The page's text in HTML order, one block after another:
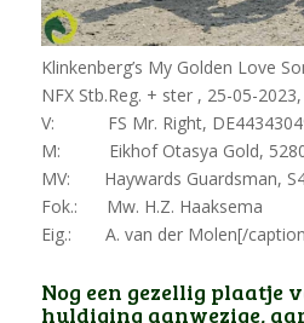
Klinkenberg’s My Golden Love
NFX Stb.Reg. + ster , 25-05-
V: FS Mr. Right,
M: Eikhof Otasya Gold,
MV: Haywards Guardsman,
Fok.: Mw. H.Z. Haaksema
Eig.: A. van der Molen[/
Nog een gezellig plaatje
huldiging aanwezige,